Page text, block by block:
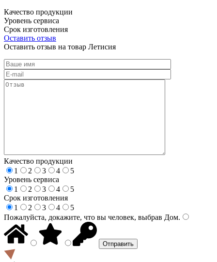
Качество продукции
Уровень сервиса
Срок изготовления
Оставить отзыв
Оставить отзыв на товар Летисия
Качество продукции
1
2 3 4
5
Уровень сервиса
1
2 3 4
5
Срок изготовления
1
2 3 4
5
Пожалуйста, докажите, что вы человек, выбрав Дом.